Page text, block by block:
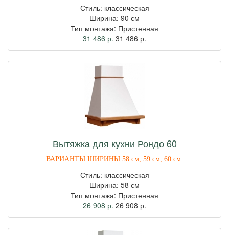
Стиль: классическая
Ширина: 90 см
Тип монтажа: Пристенная
31 486 р. 31 486 р.
Вытяжка для кухни Рондо 60
ВАРИАНТЫ ШИРИНЫ 58 см, 59 см, 60 см.
Стиль: классическая
Ширина: 58 см
Тип монтажа: Пристенная
26 908 р. 26 908 р.